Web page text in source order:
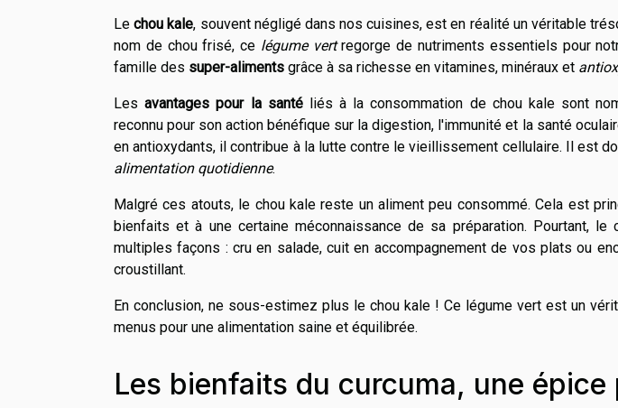
Lechou kale, souvent négligé dans nos cuisines, est en réalité un véritable
nom de chou frisé, ce légume vertregorge de nutriments essentiels pour
famille des super-aliments grâce à sa richesse en vitamines, minéraux et
Lesavantages pour la santéliés à la consommation de chou kale sont
reconnu pour son action bénéfique sur la digestion, l'immunité et la santé
en antioxydants, il contribue à la lutte contre le vieillissement cellulaire. Il est
alimentation quotidienne.
Malgré ces atouts, le chou kale reste un aliment peu consommé. Cela est
bienfaits et à une certaine méconnaissance de sa préparation. Pourtant,
multiples façons : cru en salade, cuit en accompagnement de vos plats ou
croustillant.
En conclusion, ne sous-estimez plus le chou kale ! Ce légume vert est un
menus pour une alimentation saine et équilibrée.
Les bienfaits du curcuma, une épice